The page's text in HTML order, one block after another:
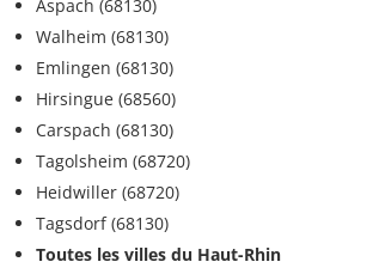
Aspach (68130)
Walheim (68130)
Emlingen (68130)
Hirsingue (68560)
Carspach (68130)
Tagolsheim (68720)
Heidwiller (68720)
Tagsdorf (68130)
Toutes les villes du Haut-Rhin